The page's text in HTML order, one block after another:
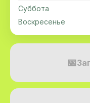
Суббота
Воскресенье
📅